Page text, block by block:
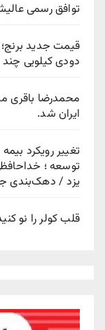
توافق رسمی
قیمت جدید
دودی کیلویی
ایران شد.
تغییر رویکرد
توسعه ؛
یزد / دهک‌بندی
قلب کولر را نو